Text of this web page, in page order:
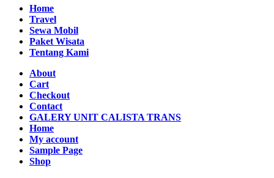
Home
Travel
Sewa Mobil
Paket Wisata
Tentang Kami
About
Cart
Checkout
Contact
GALERY UNIT CALISTA TRANS
Home
My account
Sample Page
Shop